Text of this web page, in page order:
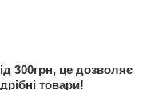
300грн, це дозволяє
товари!